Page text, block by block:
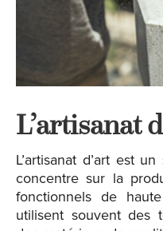
L’artisanat
L’artisanat d’art est
concentre sur la
fonctionnels de
utilisent souvent des